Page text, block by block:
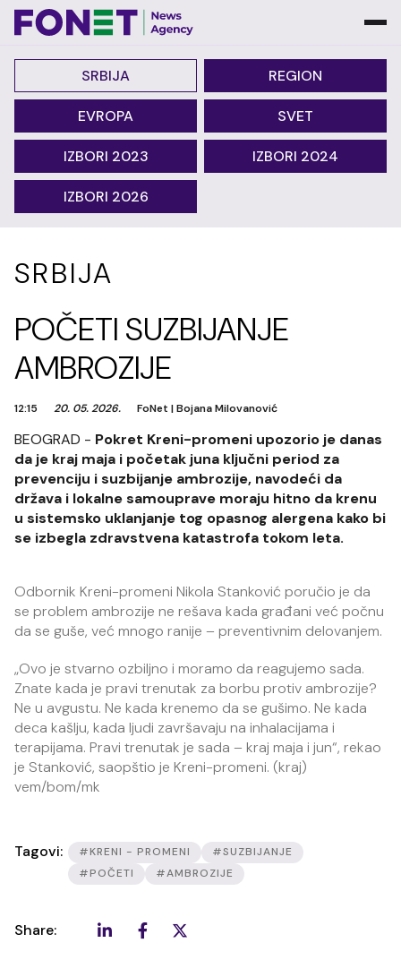
SRBIJA REGION
EVROPA SVET
IZBORI 2023 IZBORI 2024
IZBORI 2026
SRBIJA
POČETI SUZBIJANJE
AMBROZIJE
12:15 20. 05. 2026. FoNet |Bojana Milovanović
BEOGRAD - Pokret Kreni-promeni upozorio je danas
da je kraj maja i početak juna ključni period za
prevenciju i suzbijanje ambrozije, navodeći da
država i lokalne samouprave moraju hitno da krenu
u sistemsko uklanjanje tog opasnog alergena kako bi
se izbegla zdravstvena katastrofa tokom leta.
Odbornik Kreni-promeni Nikola Stanković poručio je da
se problem ambrozije ne rešava kada građani već počnu
da se guše, već mnogo ranije – preventivnim delovanjem.
„Ovo je stvarno ozbiljno i moramo da reagujemo sada.
Znate kada je pravi trenutak za borbu protiv ambrozije?
Ne u avgustu. Ne kada krenemo da se gušimo. Ne kada
deca kašlju, kada ljudi završavaju na inhalacijama i
terapijama. Pravi trenutak je sada – kraj maja i jun“, rekao
je Stanković, saopštio je Kreni-promeni. (kraj)
vem/bom/mk
Tagovi: #KRENI - PROMENI
#SUZBIJANJE
#POČETI
#AMBROZIJE
Share: